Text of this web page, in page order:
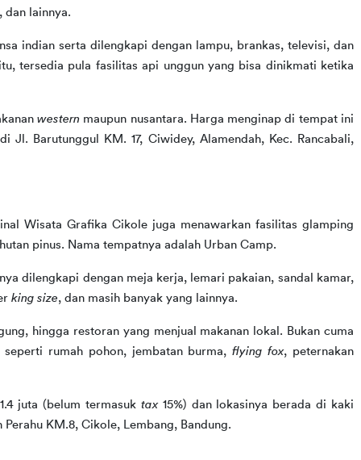
dan lainnya.
indian serta dilengkapi dengan lampu, brankas, televisi, dan
tersedia pula fasilitas api unggun yang bisa dinikmati ketika
western maupun nusantara. Harga menginap di tempat ini
Jl. Barutunggul KM. 17, Ciwidey, Alamendah, Kec. Rancabali,
Wisata Grafika Cikole juga menawarkan fasilitas glamping
pinus. Nama tempatnya adalah Urban Camp.
dilengkapi dengan meja kerja, lemari pakaian, sandal kamar,
king size, dan masih banyak yang lainnya.
hingga restoran yang menjual makanan lokal. Bukan cuma
rumah pohon, jembatan burma, flying fox, peternakan
juta (belum termasuk tax 15%) dan lokasinya berada di kaki
KM.8, Cikole, Lembang, Bandung.